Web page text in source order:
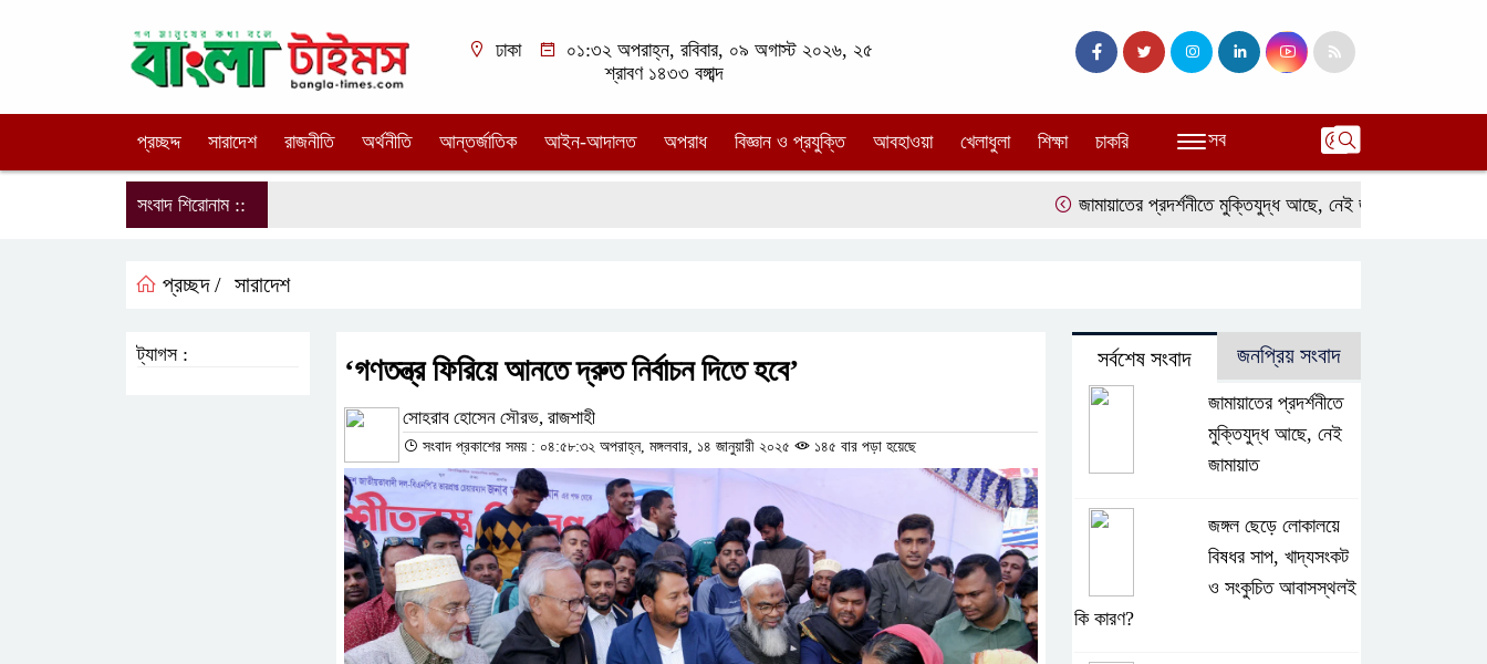
ঢাকা
০১:৩২ অপরাহ্ন, রবিবার, ০৯ অগাস্ট ২০২৬, ২৫
শ্রাবণ ১৪৩৩ বঙ্গাব্দ
প্রচ্ছদ্দ সারাদেশ রাজনীতি অর্থনীতি আন্তর্জাতিক আইন-আদালত অপরাধ বিজ্ঞান ও প্রযুক্তি আবহাওয়া খেলাধুলা শিক্ষা চাকরি সব
সংবাদ শিরোনাম :: জামায়াতের প্রদর্শনীতে মুক্তিযুদ্ধ আছে, নেই জামায়াত
প্রচ্ছদ / সারাদেশ
‘গণতন্ত্র ফিরিয়ে আনতে দ্রুত নির্বাচন দিতে হবে’
সোহরাব হোসেন সৌরভ, রাজশাহী
সংবাদ প্রকাশের সময় : ০৪:৫৮:৩২ অপরাহ্ন, মঙ্গলবার, ১৪ জানুয়ারী ২০২৫ ১৪৫ বার পড়া হয়েছে
ট্যাগস : সর্বশেষ সংবাদ জনপ্রিয় সংবাদ
জামায়াতের প্রদর্শনীতে
মুক্তিযুদ্ধ আছে, নেই
জামায়াত
জঙ্গল ছেড়ে লোকালয়ে
বিষধর সাপ, খাদ্যসংকট
ও সংকুচিত আবাসস্থলই
কি কারণ?